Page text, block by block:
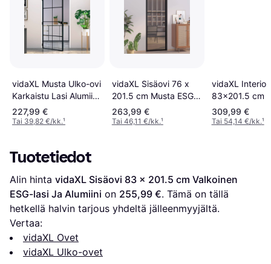
vidaXL Musta Ulko-ovi
Karkaistu Lasi Alumiini
(90x200cm)
227,99 €
Tai 39,82 €/kk.¹
vidaXL Sisäovi 76 x
201.5 cm Musta ESG-
lasi Ja Alumiini
263,99 €
Tai 46,11 €/kk.¹
vidaXL Interior
83x201.5 cm
ESG Glass and
Aluminum,
309,99 €
Tai 54,14 €/kk.¹
Tuotetiedot
Alin hinta vidaXL Sisäovi 83 x 201.5 cm Valkoinen
ESG-lasi Ja Alumiini on 255,99 €. Tämä on tällä
hetkellä halvin tarjous yhdeltä jälleenmyyjältä.
Vertaa:
vidaXL Ovet
vidaXL Ulko-ovet